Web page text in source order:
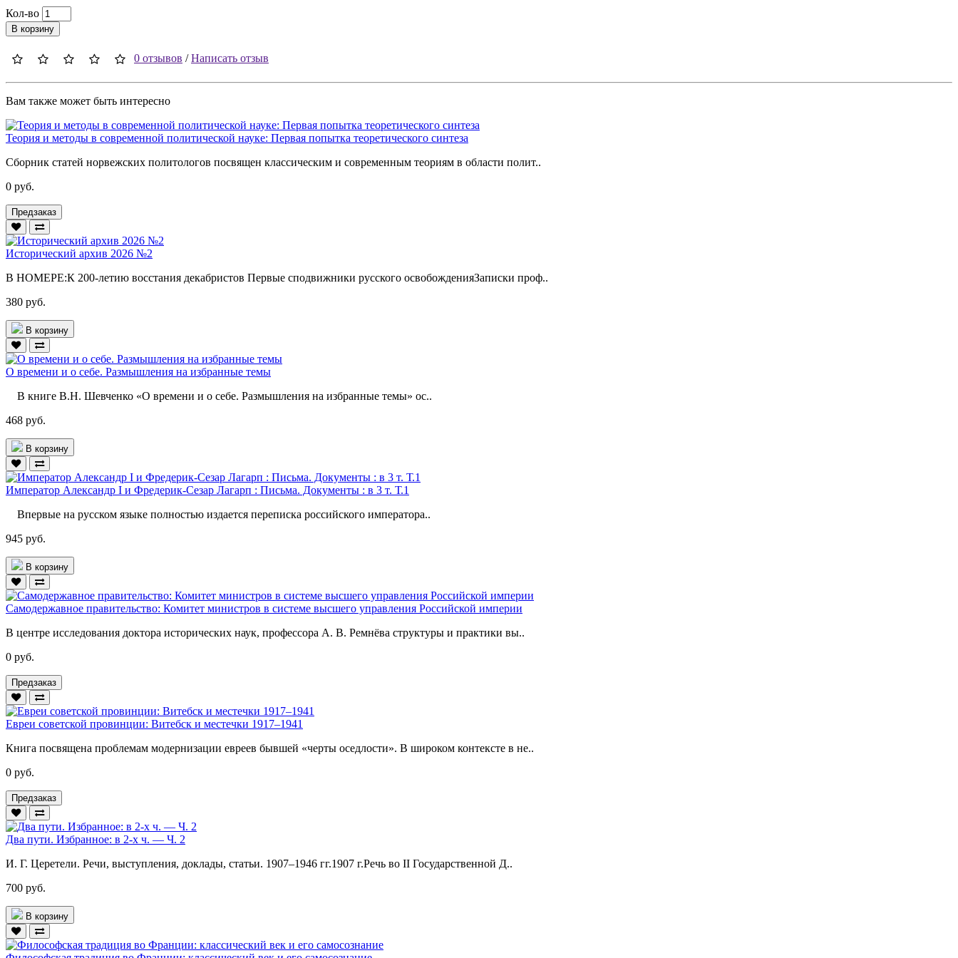
Кол-во
В корзину
0 отзывов /Написать отзыв
Вам также может быть интересно
Теория и методы в современной политической науке: Первая попытка теоретического синтеза
Сборник статей норвежских политологов посвящен классическим и современным теориям в области полит..
0 руб.
Предзаказ
Исторический архив 2026 №2
В НОМЕРЕ:К 200-летию восстания декабристов Первые сподвижники русского освобожденияЗаписки проф..
380 руб.
В корзину
О времени и о себе. Размышления на избранные темы
В книге В.Н. Шевченко «О времени и о себе. Размышления на избранные темы» ос..
468 руб.
В корзину
Император Александр I и Фредерик-Сезар Лагарп : Письма. Документы : в 3 т. Т.1
Впервые на русском языке полностью издается переписка российского императора..
945 руб.
В корзину
Самодержавное правительство: Комитет министров в системе высшего управления Российской империи
В центре исследования доктора исторических наук, профессора А. В. Ремнёва структуры и практики вы..
0 руб.
Предзаказ
Евреи советской провинции: Витебск и местечки 1917–1941
Книга посвящена проблемам модернизации евреев бывшей «черты оседлости». В широком контексте в не..
0 руб.
Предзаказ
Два пути. Избранное: в 2-х ч. — Ч. 2
И. Г. Церетели. Речи, выступления, доклады, статьи. 1907–1946 гг.1907 г.Речь во II Государственной Д..
700 руб.
В корзину